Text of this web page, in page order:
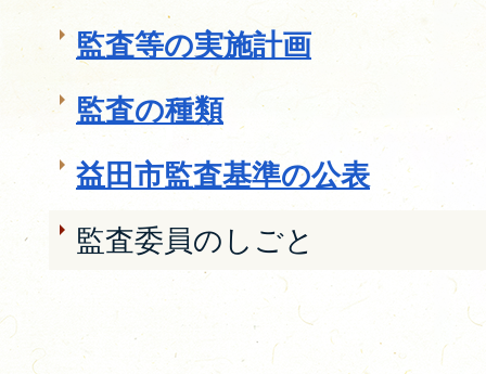
監査等の実施計画
監査の種類
益田市監査基準の公表
監査委員のしごと